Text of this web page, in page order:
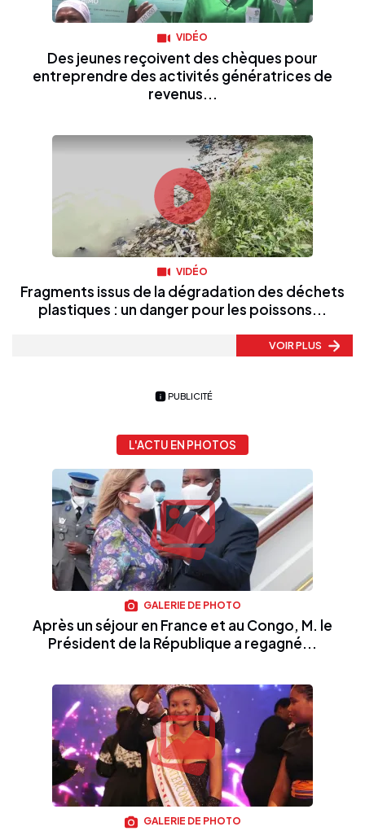
VIDÉO
Des jeunes reçoivent des chèques pour
entreprendre des activités génératrices de
revenus...
VIDÉO
Fragments issus de la dégradation des déchets
plastiques : un danger pour les poissons...
VOIR PLUS
PUBLICITÉ
L'ACTU EN PHOTOS
GALERIE DE PHOTO
Après un séjour en France et au Congo, M. le
Président de la République a regagné...
GALERIE DE PHOTO